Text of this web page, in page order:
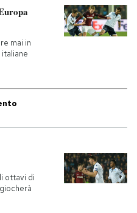
Altrecose
Mondiali calcio 2026
mai in
ottavi di